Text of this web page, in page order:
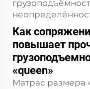
Как
повышает
«queen»
Матрас размера